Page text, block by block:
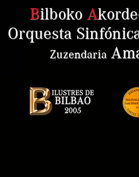
Bilboko A
Orquesta
Zuzendaria